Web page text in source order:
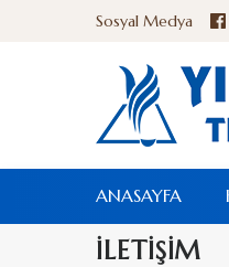
Sosyal Medya
ANASAYFA
İLETİŞİM